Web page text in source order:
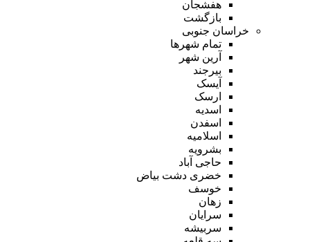
هفشجان
بازگشت
خراسان جنوبی
تمام شهر‌ها
آرین شهر
بیرجند
آیسک
ارسک
اسدیه
اسفدن
اسلامیه
بشرویه
حاجی آباد
خضری دشت بیاض
خوسف
زهان
سرایان
سربیشه